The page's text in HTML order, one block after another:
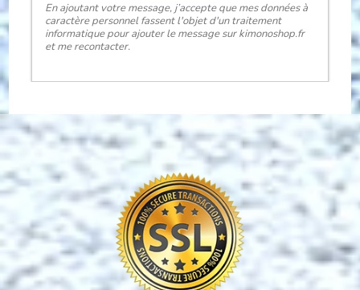
En ajoutant votre message, j’accepte que mes données à
caractère personnel fassent l'objet d'un traitement
informatique pour ajouter le message sur kimonoshop.fr
et me recontacter.